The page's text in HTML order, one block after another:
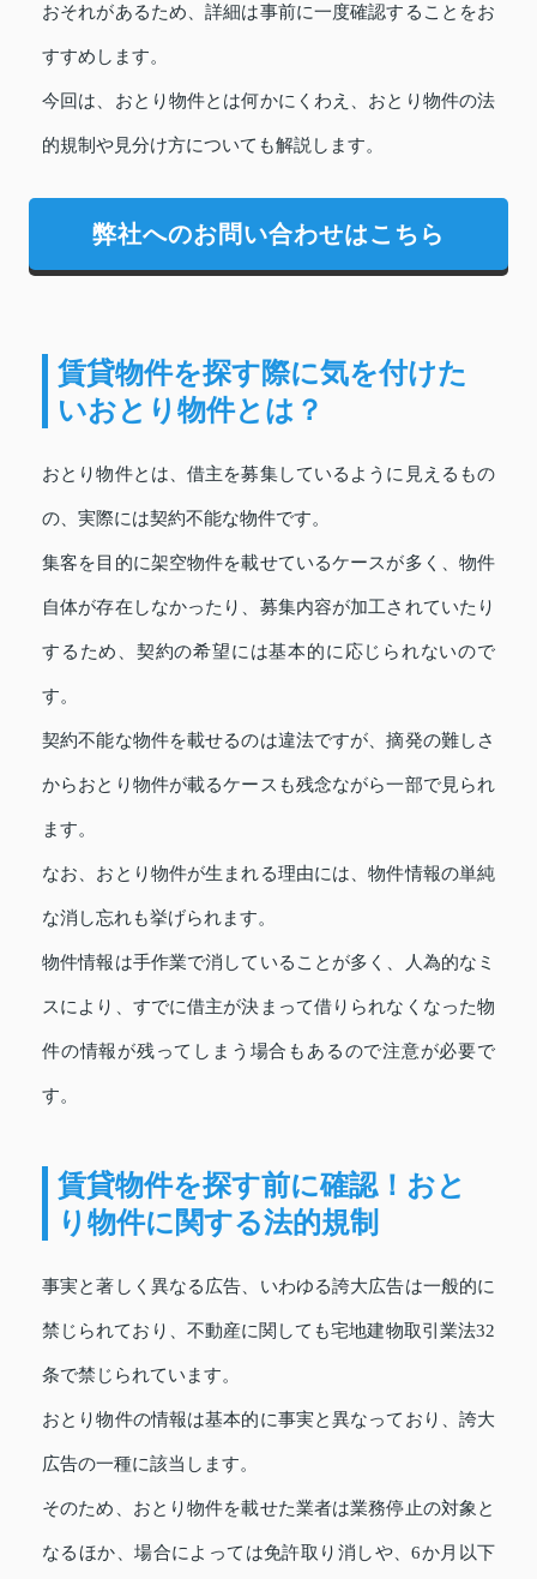
おそれがあるため、詳細は事前に一度確認することをお
すすめします。
今回は、おとり物件とは何かにくわえ、おとり物件の法
的規制や見分け方についても解説します。
弊社へのお問い合わせはこちら
賃貸物件を探す際に気を付けた
いおとり物件とは？
おとり物件とは、借主を募集しているように見えるもの
の、実際には契約不能な物件です。
集客を目的に架空物件を載せているケースが多く、物件
自体が存在しなかったり、募集内容が加工されていたり
するため、契約の希望には基本的に応じられないので
す。
契約不能な物件を載せるのは違法ですが、摘発の難しさ
からおとり物件が載るケースも残念ながら一部で見られ
ます。
なお、おとり物件が生まれる理由には、物件情報の単純
な消し忘れも挙げられます。
物件情報は手作業で消していることが多く、人為的なミ
スにより、すでに借主が決まって借りられなくなった物
件の情報が残ってしまう場合もあるので注意が必要で
す。
賃貸物件を探す前に確認！おと
り物件に関する法的規制
事実と著しく異なる広告、いわゆる誇大広告は一般的に
禁じられており、不動産に関しても宅地建物取引業法32
条で禁じられています。
おとり物件の情報は基本的に事実と異なっており、誇大
広告の一種に該当します。
そのため、おとり物件を載せた業者は業務停止の対象と
なるほか、場合によっては免許取り消しや、6か月以下